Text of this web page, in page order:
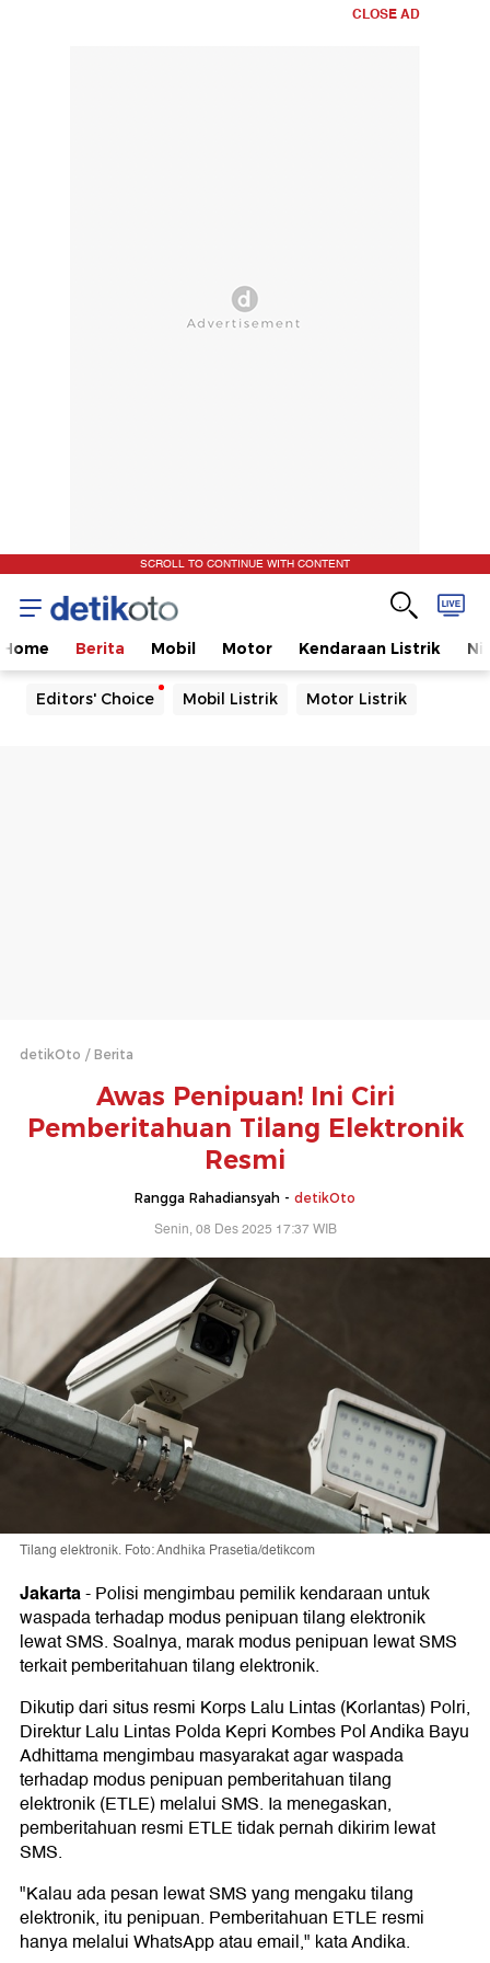
CLOSE AD
SCROLL TO CONTINUE WITH CONTENT
Home Berita Mobil Motor Kendaraan Listrik
Editors' Choice Mobil Listrik Motor Listrik
detikOto Berita
Awas Penipuan! Ini Ciri
Pemberitahuan Tilang Elektronik
Resmi
Rangga Rahadiansyah - detikOto
Senin, 08 Des 2025 17:37 WIB
Tilang elektronik. Foto: Andhika Prasetia/detikcom
Jakarta-Polisi mengimbau pemilik kendaraan untuk
waspada terhadap modus penipuan tilang elektronik
lewat SMS. Soalnya, marak modus penipuan lewat SMS
terkait pemberitahuan tilang elektronik.
Dikutip dari situs resmi Korps Lalu Lintas (Korlantas) Polri,
Direktur Lalu Lintas Polda Kepri Kombes Pol Andika Bayu
Adhittama mengimbau masyarakat agar waspada
terhadap modus penipuan pemberitahuan tilang
elektronik (ETLE) melalui SMS. Ia menegaskan,
pemberitahuan resmi ETLE tidak pernah dikirim lewat
SMS.
"Kalau ada pesan lewat SMS yang mengaku tilang
elektronik, itu penipuan. Pemberitahuan ETLE resmi
hanya melalui WhatsApp atau email," kata Andika.